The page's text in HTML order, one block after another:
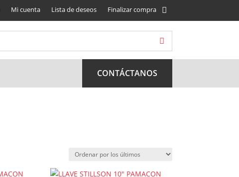
Mi cuenta Lista de deseos Finalizar compra
CONTÁCTANOS